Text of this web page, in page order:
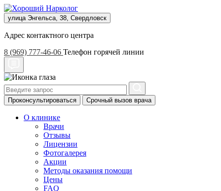
улица Энгельса, 38, Свердловск
Адрес контактного центра
8 (969) 777-46-06 Телефон горячей линии
Проконсультироваться Срочный вызов врача
О клинике
Врачи
Отзывы
Лицензии
Фотогалерея
Акции
Методы оказания помощи
Цены
FAQ